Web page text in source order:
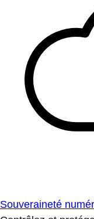
Souveraineté